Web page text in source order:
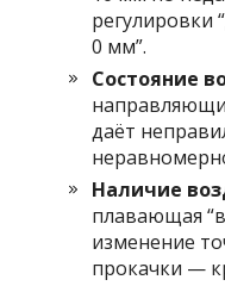
регулировки
0 мм”.
Состояние
даёт
Наличие
плавающая
изменение
прокачки —